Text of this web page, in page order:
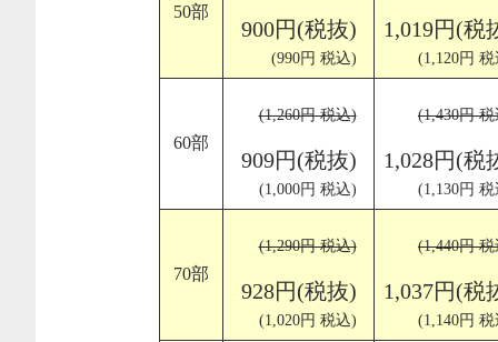
50部
900円(税抜)
(990円 税込)
1,019円(税
(1,120円
60部
(1,260円 税込)
909円(税抜)
(1,000円 税込)
(1,430円
1,028円(税
(1,130円
70部
(1,290円 税込)
928円(税抜)
(1,020円 税込)
(1,440円
1,037円(税
(1,140円